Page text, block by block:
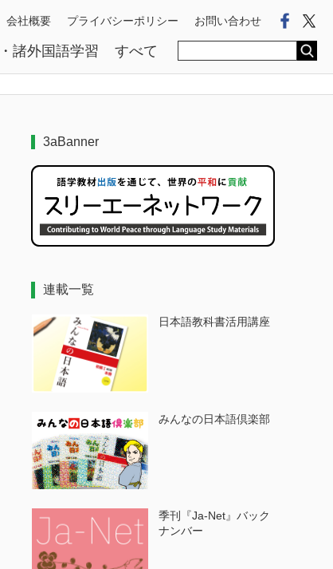
諸外国語学習 すべて
会社概要 プライバシーポリシー お問い合わせ
3aBanner
連載一覧
日本語教科書活用講座
みんなの日本語倶楽部
季刊『Ja-Net』バック
ナンバー